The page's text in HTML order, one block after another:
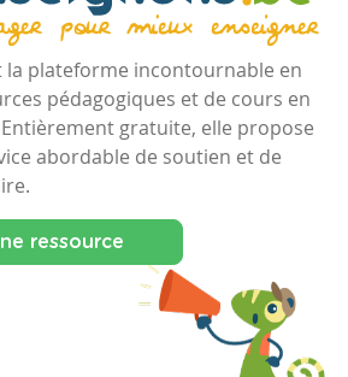
la plateforme incontournable en
pédagogiques et de cours en
gratuite, elle propose
abordable de soutien et de
ressource